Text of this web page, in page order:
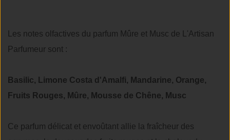
Les notes olfactives du parfum Mûre et Musc de L'Artisan
Parfumeur sont :
Basilic, Limone Costa d'Amalfi, Mandarine, Orange,
Fruits Rouges, Mûre, Mousse de Chêne, Musc
Ce parfum délicat et envoûtant allie la fraîcheur des